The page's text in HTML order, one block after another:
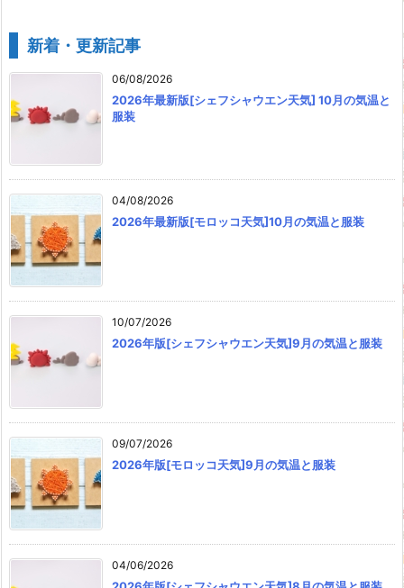
新着・更新記事
06/08/2026
2026年最新版[シェフシャウエン天気] 10月の気温と
服装
04/08/2026
2026年最新版[モロッコ天気]10月の気温と服装
10/07/2026
2026年版[シェフシャウエン天気]9月の気温と服装
09/07/2026
2026年版[モロッコ天気]9月の気温と服装
04/06/2026